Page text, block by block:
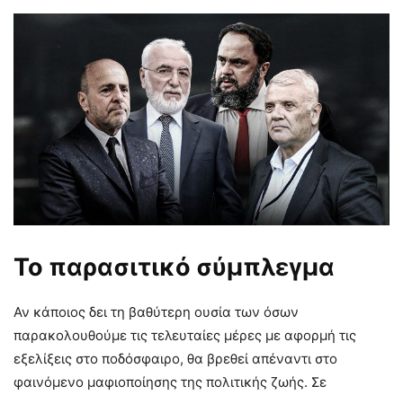
Το παρασιτικό σύμπλεγμα
Αν κάποιος δει τη βαθύτερη ουσία των όσων
παρακολουθούμε τις τελευταίες μέρες με αφορμή τις
εξελίξεις στο ποδόσφαιρο, θα βρεθεί απέναντι στο
φαινόμενο μαφιοποίησης της πολιτικής ζωής. Σε